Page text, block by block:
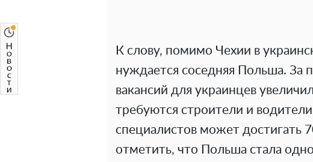
К слову, помимо Чехии в
нуждается соседняя Польша. За
вакансий для украинцев
требуются строители и
специалистов может достигать
отметить, что Польша стала